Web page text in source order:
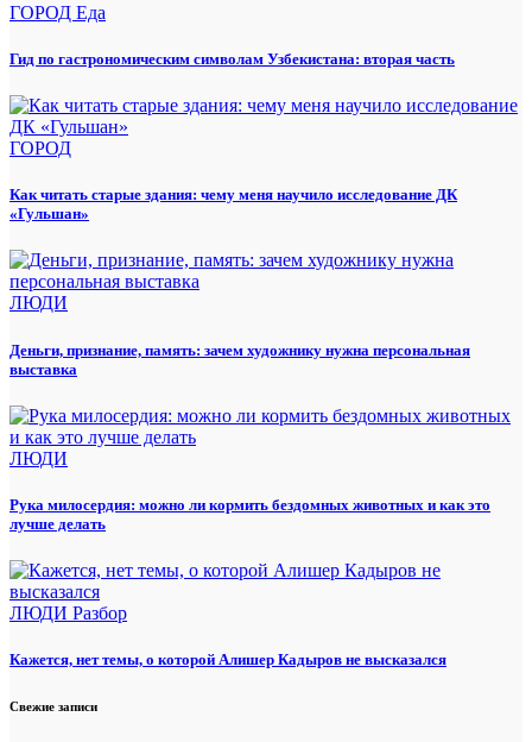
ГОРОД Еда
Гид по гастрономическим символам Узбекистана: вторая часть
ГОРОД
Как читать старые здания: чему меня научило исследование ДК
«Гульшан»
ЛЮДИ
Деньги, признание, память: зачем художнику нужна персональная
выставка
ЛЮДИ
Рука милосердия: можно ли кормить бездомных животных и как это
лучше делать
ЛЮДИ Разбор
Кажется, нет темы, о которой Алишер Кадыров не высказался
Свежие записи